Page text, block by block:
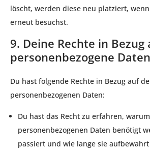
löscht, werden diese neu platziert,
erneut besuchst.
9. Deine Rechte in Bezug
personenbezogene Daten
Du hast folgende Rechte in Bezug auf
personenbezogenen Daten:
Du hast das Recht zu erfahren,
personenbezogenen Daten benötigt
passiert und wie lange sie